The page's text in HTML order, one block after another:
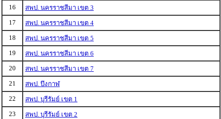
16
สพป. นครราชสีมา เขต 3
17
สพป. นครราชสีมา เขต 4
18
สพป. นครราชสีมา เขต 5
19
สพป. นครราชสีมา เขต 6
20
สพป. นครราชสีมา เขต 7
21
สพป. บึงกาฬ
22
สพป. บุรีรัมย์ เขต 1
23
สพป. บุรีรัมย์ เขต 2